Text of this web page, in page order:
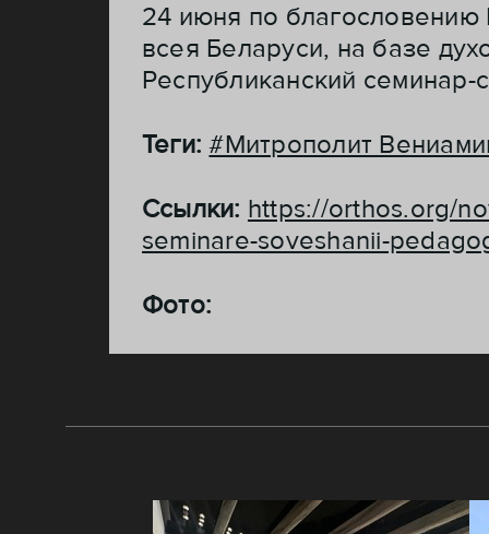
24 июня по благословению
всея Беларуси, на базе
Республиканский
Теги:#Митрополит
Ссылки: https://orthos.org/
seminare-soveshanii-
Фото: